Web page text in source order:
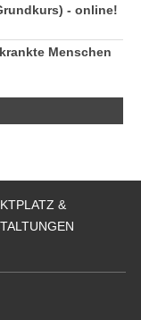
- online!
Menschen
&